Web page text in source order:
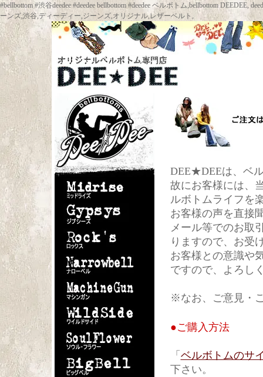
#bellbottom #渋谷deedee #deedee bellbottom #deedee ベルボトム,bellbottom
ーンズ,渋谷,ディーディー,ジーンズ,オリジナル,レザーベルト,
DEE★DEEは、ベ
故にお客様には、
ルボトムライフを
お客様の声を直接
メール等でのお取
りますので、お受
お客様との意識や
ですので、よろし
※なお、ご意見・
●ご購入方法
「 ベルボトムのサ
下さい。